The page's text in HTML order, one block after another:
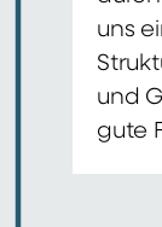
uns
und
gute